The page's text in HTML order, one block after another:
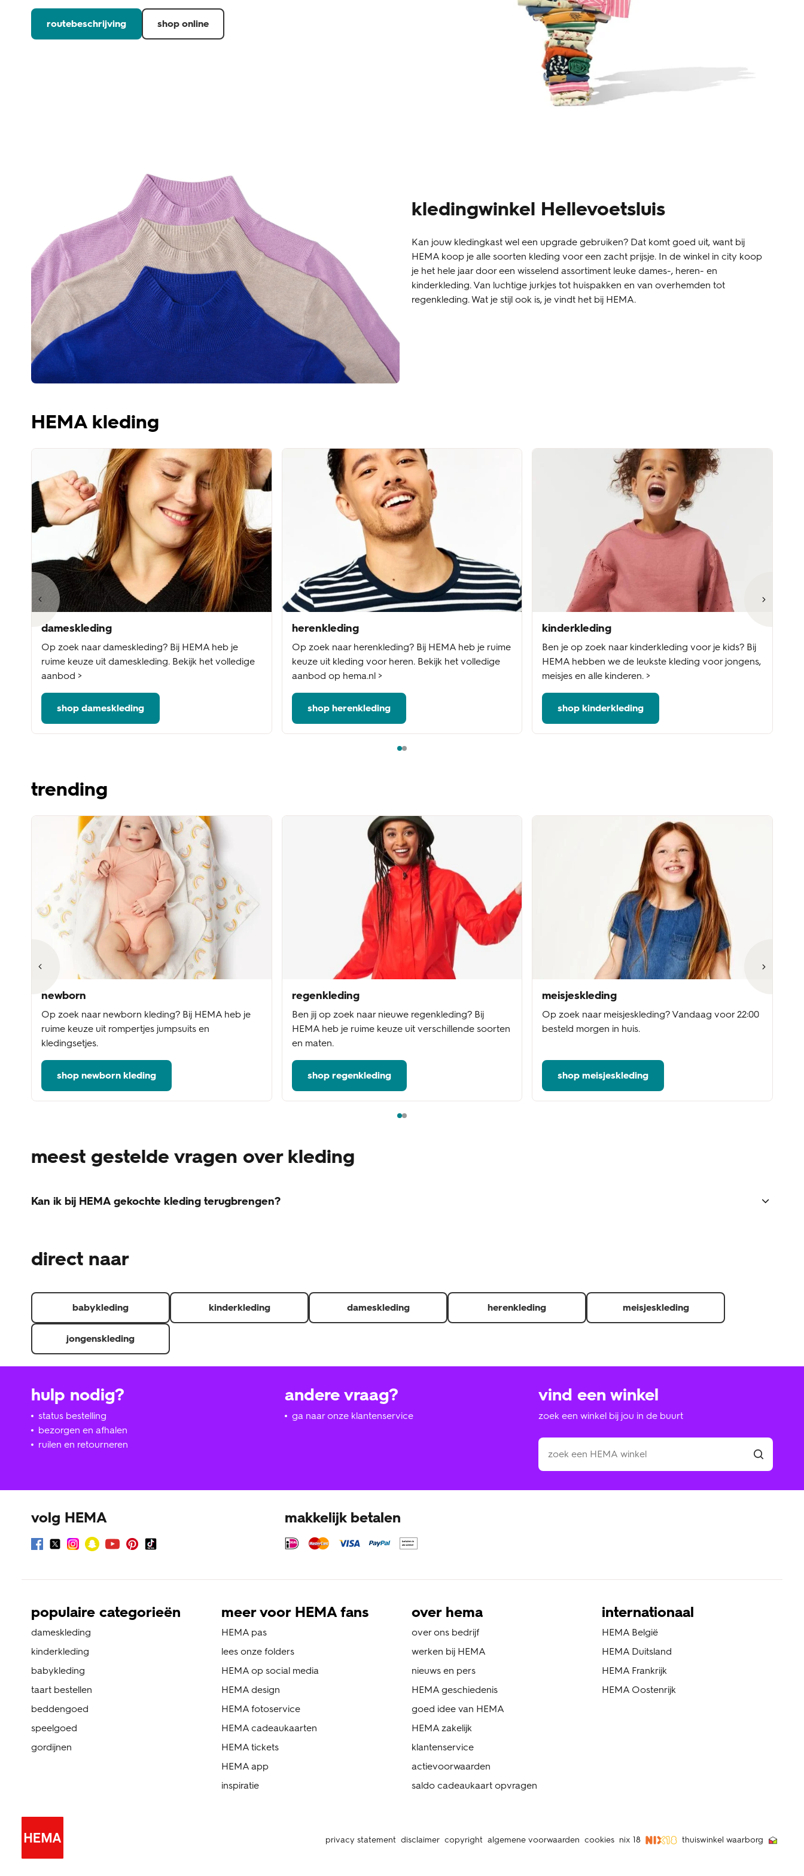
routebeschrijving shop online
kledingwinkel Hellevoetsluis
Kan jouw kledingkast wel een upgrade gebruiken? Dat komt goed uit, want bij
HEMA koop je alle soorten kleding voor een zacht prijsje. In de winkel in city koop
je het hele jaar door een wisselend assortiment leuke dames-, heren- en
kinderkleding. Van luchtige jurkjes tot huispakken en van overhemden tot
regenkleding. Wat je stijl ook is, je vindt het bij HEMA.
HEMA kleding
dameskleding
Op zoek naar dameskleding? Bij HEMA heb je
ruime keuze uit dameskleding. Bekijk het volledige
aanbod >
shop dameskleding
herenkleding
Op zoek naar herenkleding? Bij HEMA heb je ruime
keuze uit kleding voor heren. Bekijk het volledige
aanbod op hema.nl >
shop herenkleding
kinderkleding
Ben je op zoek naar kinderkleding voor je kids? Bij
HEMA hebben we de leukste kleding voor jongens,
meisjes en alle kinderen. >
shop kinderkleding
trending
newborn
Op zoek naar newborn kleding? Bij HEMA heb je
ruime keuze uit rompertjes jumpsuits en
kledingsetjes.
shop newborn kleding
regenkleding
Ben jij op zoek naar nieuwe regenkleding? Bij
HEMA heb je ruime keuze uit verschillende soorten
en maten.
shop regenkleding
meisjeskleding
Op zoek naar meisjeskleding? Vandaag voor 22:00
besteld morgen in huis.
shop meisjeskleding
meest gestelde vragen over kleding
Kan ik bij HEMA gekochte kleding terugbrengen?
Het product zit in de originele verpakking en het label/kaartje zit er nog aan. (indien redelijkerwijs mogelijk)
Je kunt de factuur, pakbon of QR-code voor een thuislevering en kassabon of QR-code voor in de winkel afgehaalde of gekochte producten laten zien.
Retourneer je de hele bestelling? Dan krijg je je verzendkosten of verwerkingskosten ook terug als je deze hebt betaald.
direct naar
babykleding kinderkleding dameskleding herenkleding meisjeskleding
jongenskleding
hulp nodig?
status bestelling
bezorgen en afhalen
ruilen en retourneren
andere vraag?
ga naar onze klantenservice
vind een winkel
zoek een winkel bij jou in de buurt
volg HEMA makkelijk betalen
populaire categorieën
dameskleding
kinderkleding
babykleding
taart bestellen
beddengoed
speelgoed
gordijnen
meer voor HEMA fans
HEMA pas
lees onze folders
HEMA op social media
HEMA design
HEMA fotoservice
HEMA cadeaukaarten
HEMA tickets
HEMA app
inspiratie
over hema
over ons bedrijf
werken bij HEMA
nieuws en pers
HEMA geschiedenis
goed idee van HEMA
HEMA zakelijk
klantenservice
actievoorwaarden
saldo cadeaukaart opvragen
internationaal
HEMA België
HEMA Duitsland
HEMA Frankrijk
HEMA Oostenrijk
privacy statement disclaimer copyright algemene voorwaarden cookies nix 18 thuiswinkel waarborg